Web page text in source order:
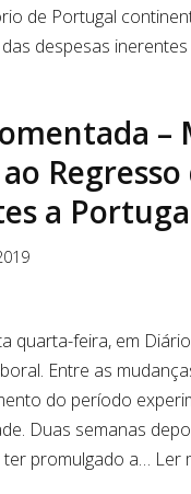
de Portugal
despesas
–
Regresso
a
quarta-feira, em
Entre as
do período
Duas semanas
ter promulgado a… Ler